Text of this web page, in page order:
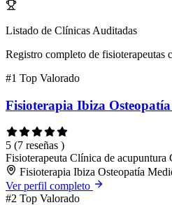
Listado de Clínicas Auditadas
Registro completo de fisioterapeutas
#1 Top Valorado
Fisioterapia Ibiza
5 (7 reseñas )
Fisioterapeuta Clínica de acupuntura
Fisioterapia Ibiza Osteopatía
Ver perfil completo
#2 Top Valorado